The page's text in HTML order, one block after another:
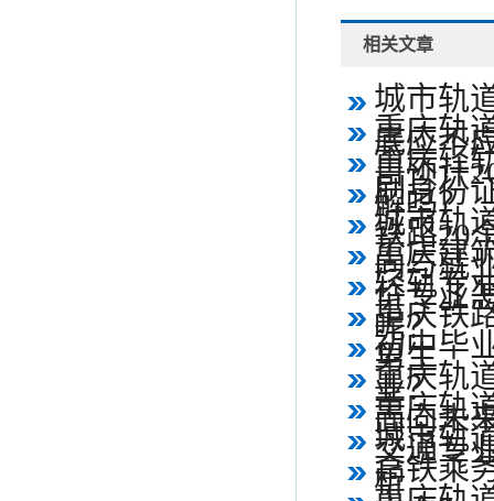
相关文章
城市轨
底应不
重庆轨
目预计
重庆轻
解吗？
刷身份
铁路20
城市轨
向与就
重庆建
价专业
轻轨专
呢？
重庆铁
男生
初中毕
业？
重庆轨
面向未
重庆轨
交通专
城市轨
析
高铁乘